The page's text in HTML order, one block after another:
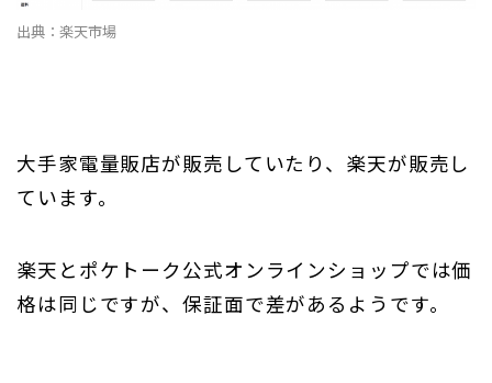
出典：楽天市場
大手家電量販店が販売していたり、楽天が販売し
ています。
楽天とポケトーク公式オンラインショップでは価
格は同じですが、保証面で差があるようです。